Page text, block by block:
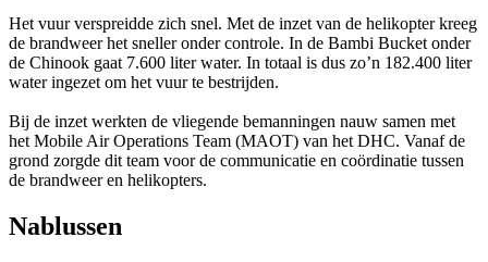
Het vuur verspreidde zich snel. Met de inzet van de helikopter kreeg
de brandweer het sneller onder controle. In de Bambi Bucket onder
de Chinook gaat 7.600 liter water. In totaal is dus zo’n 182.400 liter
water ingezet om het vuur te bestrijden.
Bij de inzet werkten de vliegende bemanningen nauw samen met
het Mobile Air Operations Team (MAOT) van het DHC. Vanaf de
grond zorgde dit team voor de communicatie en coördinatie tussen
de brandweer en helikopters.
Nablussen